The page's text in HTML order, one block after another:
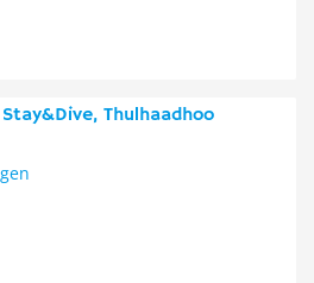
Thulhaadhoo